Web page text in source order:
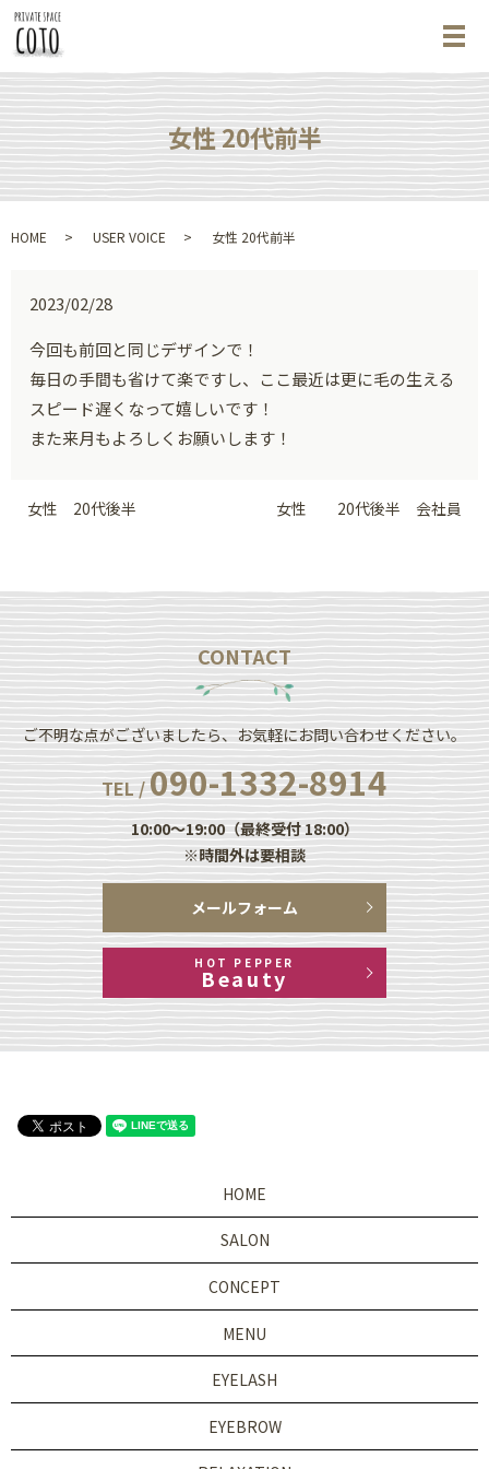
メ
女性 20代前半
HOME USER VOICE 女性 20代前半
2023/02/28
今回も前回と同じデザインで！
毎日の手間も省けて楽ですし、ここ最近は更に毛の生える
スピード遅くなって嬉しいです！
また来月もよろしくお願いします！
女性 20代後半 女性 20代後半 会社員
CONTACT
ご不明な点がございましたら、お気軽にお問い合わせください。
TEL /090-1332-8914
10:00～19:00（最終受付 18:00）
※時間外は要相談
メールフォーム
HOT PEPPER
Beauty
HOME
SALON
CONCEPT
MENU
EYELASH
EYEBROW